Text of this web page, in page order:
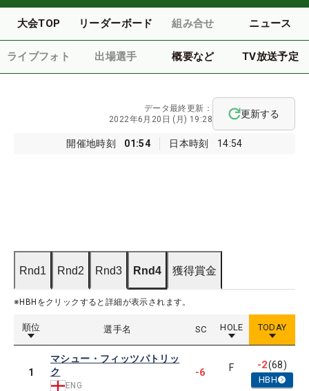
大会TOP リーダーボード 組み合せ ニュース
ライブフォト 出場選手 概要など TV放送予定
開催地時刻 01:54 日本時刻 14:54
データ最終更新：
2022年6月20日 (月) 19:28
更新する
Rnd1 Rnd2 Rnd3 Rnd4 獲得賞金
※HBHをクリックすると詳細が表示されます。
順位 選手名 SC HOLE TODAY
1
マシュー・フィッツパトリッ
ク
ENG
-6 F -2(68)
HBH